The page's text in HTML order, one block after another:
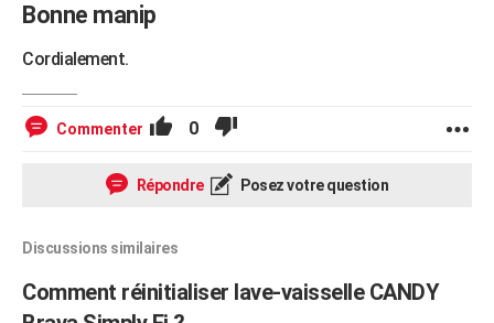
Bonne manip
Cordialement.
Commenter 0
Répondre Posez votre question
Discussions similaires
Comment réinitialiser lave-vaisselle CANDY